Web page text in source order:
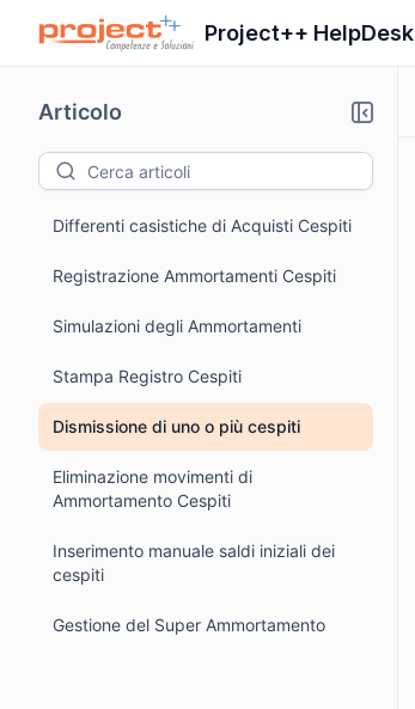
Project++ HelpDesk
Articolo
Differenti casistiche di Acquisti Cespiti
Registrazione Ammortamenti Cespiti
Simulazioni degli Ammortamenti
Stampa Registro Cespiti
Dismissione di uno o più cespiti
Eliminazione movimenti di
Ammortamento Cespiti
Inserimento manuale saldi iniziali dei
cespiti
Gestione del Super Ammortamento